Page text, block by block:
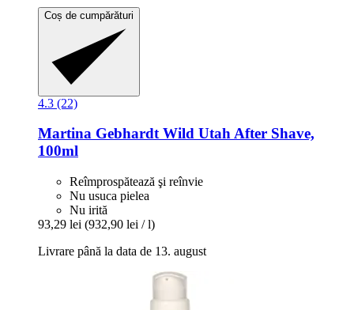
Coș de cumpărături
4.3 (22)
Martina GebhardtWild Utah After Shave,
100ml
Reîmprospătează şi reînvie
Nu usuca pielea
Nu irită
93,29 lei (932,90 lei / l)
Livrare până la data de 13. august